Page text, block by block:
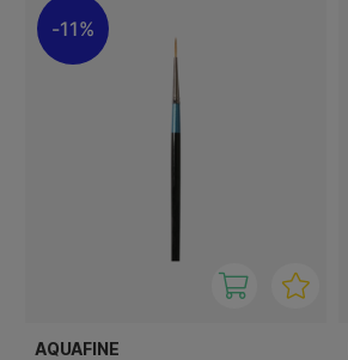
11%
AQUAFINE